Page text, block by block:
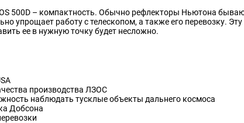
500D – компактность. Обычно рефлекторы Ньютона
упрощает работу с телескопом, а также его перевозку.
ее в нужную точку будет несложно.
производства ЛЗОС
наблюдать тусклые объекты дальнего космоса
Добсона